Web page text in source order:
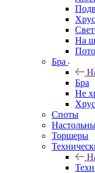
На
Бра
Бра
Не
Споты
Торшеры